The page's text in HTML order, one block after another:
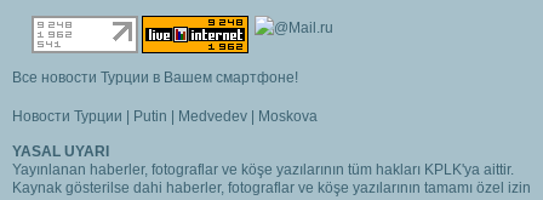
Все новости Турции в Вашем смартфоне!
Новости Турции | Putin | Medvedev | Moskova
YASAL UYARI
Yayınlanan haberler, fotograflar ve köşe yazılarının tüm hakları KPLK'ya aittir.
Kaynak gösterilse dahi haberler, fotograflar ve köşe yazılarının tamamı özel izin